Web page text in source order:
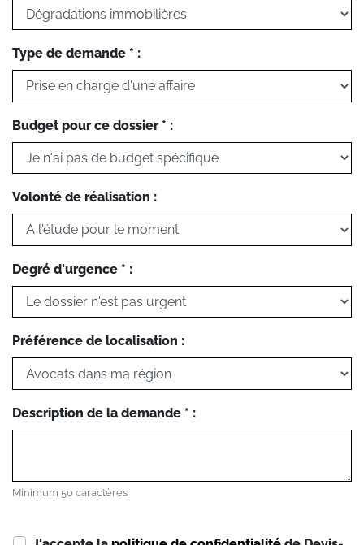
Type de demande * :
Budget pour ce dossier * :
Volonté de réalisation :
Degré d'urgence * :
Préférence de localisation :
Description de la demande * :
Minimum 50 caractères